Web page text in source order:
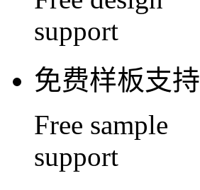
support
免费样板支持
Free sample
support